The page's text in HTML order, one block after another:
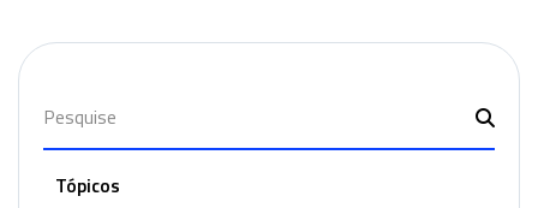
Tópicos